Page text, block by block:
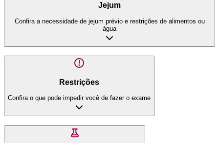
Jejum
Confira a necessidade de jejum prévio e restrições de alimentos ou
água
Restrições
Confira o que pode impedir você de fazer o exame